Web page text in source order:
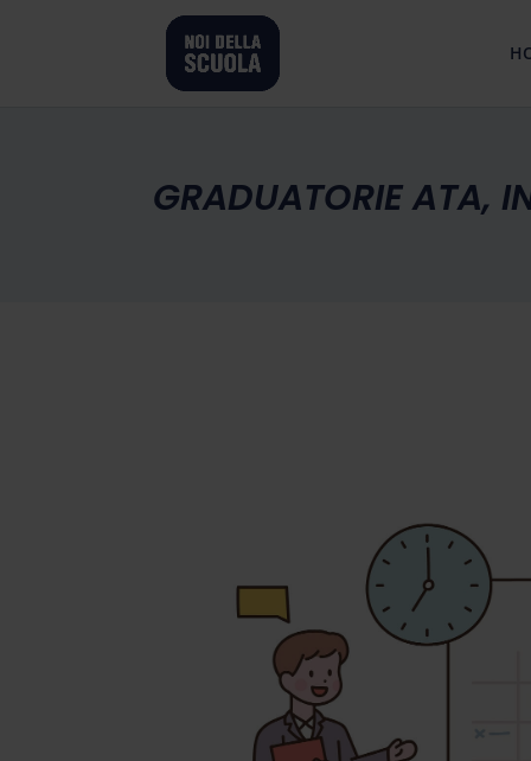
GRADUATORIE ATA,